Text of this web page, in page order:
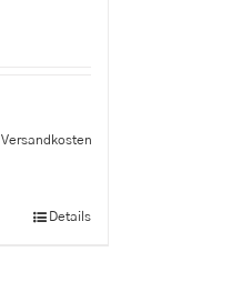
Versandkosten
Details